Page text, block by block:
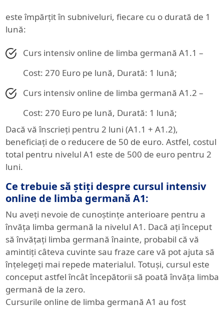
este împărțit în subniveluri, fiecare cu o durată de 1
lună:
Curs intensiv online de limba germană A1.1 –
Cost: 270 Euro pe lună, Durată: 1 lună;
Curs intensiv online de limba germană A1.2 –
Cost: 270 Euro pe lună, Durată: 1 lună;
Dacă vă înscrieți pentru 2 luni (A1.1 + A1.2),
beneficiați de o reducere de 50 de euro. Astfel, costul
total pentru nivelul A1 este de 500 de euro pentru 2
luni.
Ce trebuie să știți despre cursul intensiv
online de limba germană A1:
Nu aveți nevoie de cunoștințe anterioare pentru a
învăța limba germană la nivelul A1. Dacă ați început
să învățați limba germană înainte, probabil că vă
amintiți câteva cuvinte sau fraze care vă pot ajuta să
înțelegeți mai repede materialul. Totuși, cursul este
conceput astfel încât începătorii să poată învăța limba
germană de la zero.
Cursurile online de limba germană A1 au fost